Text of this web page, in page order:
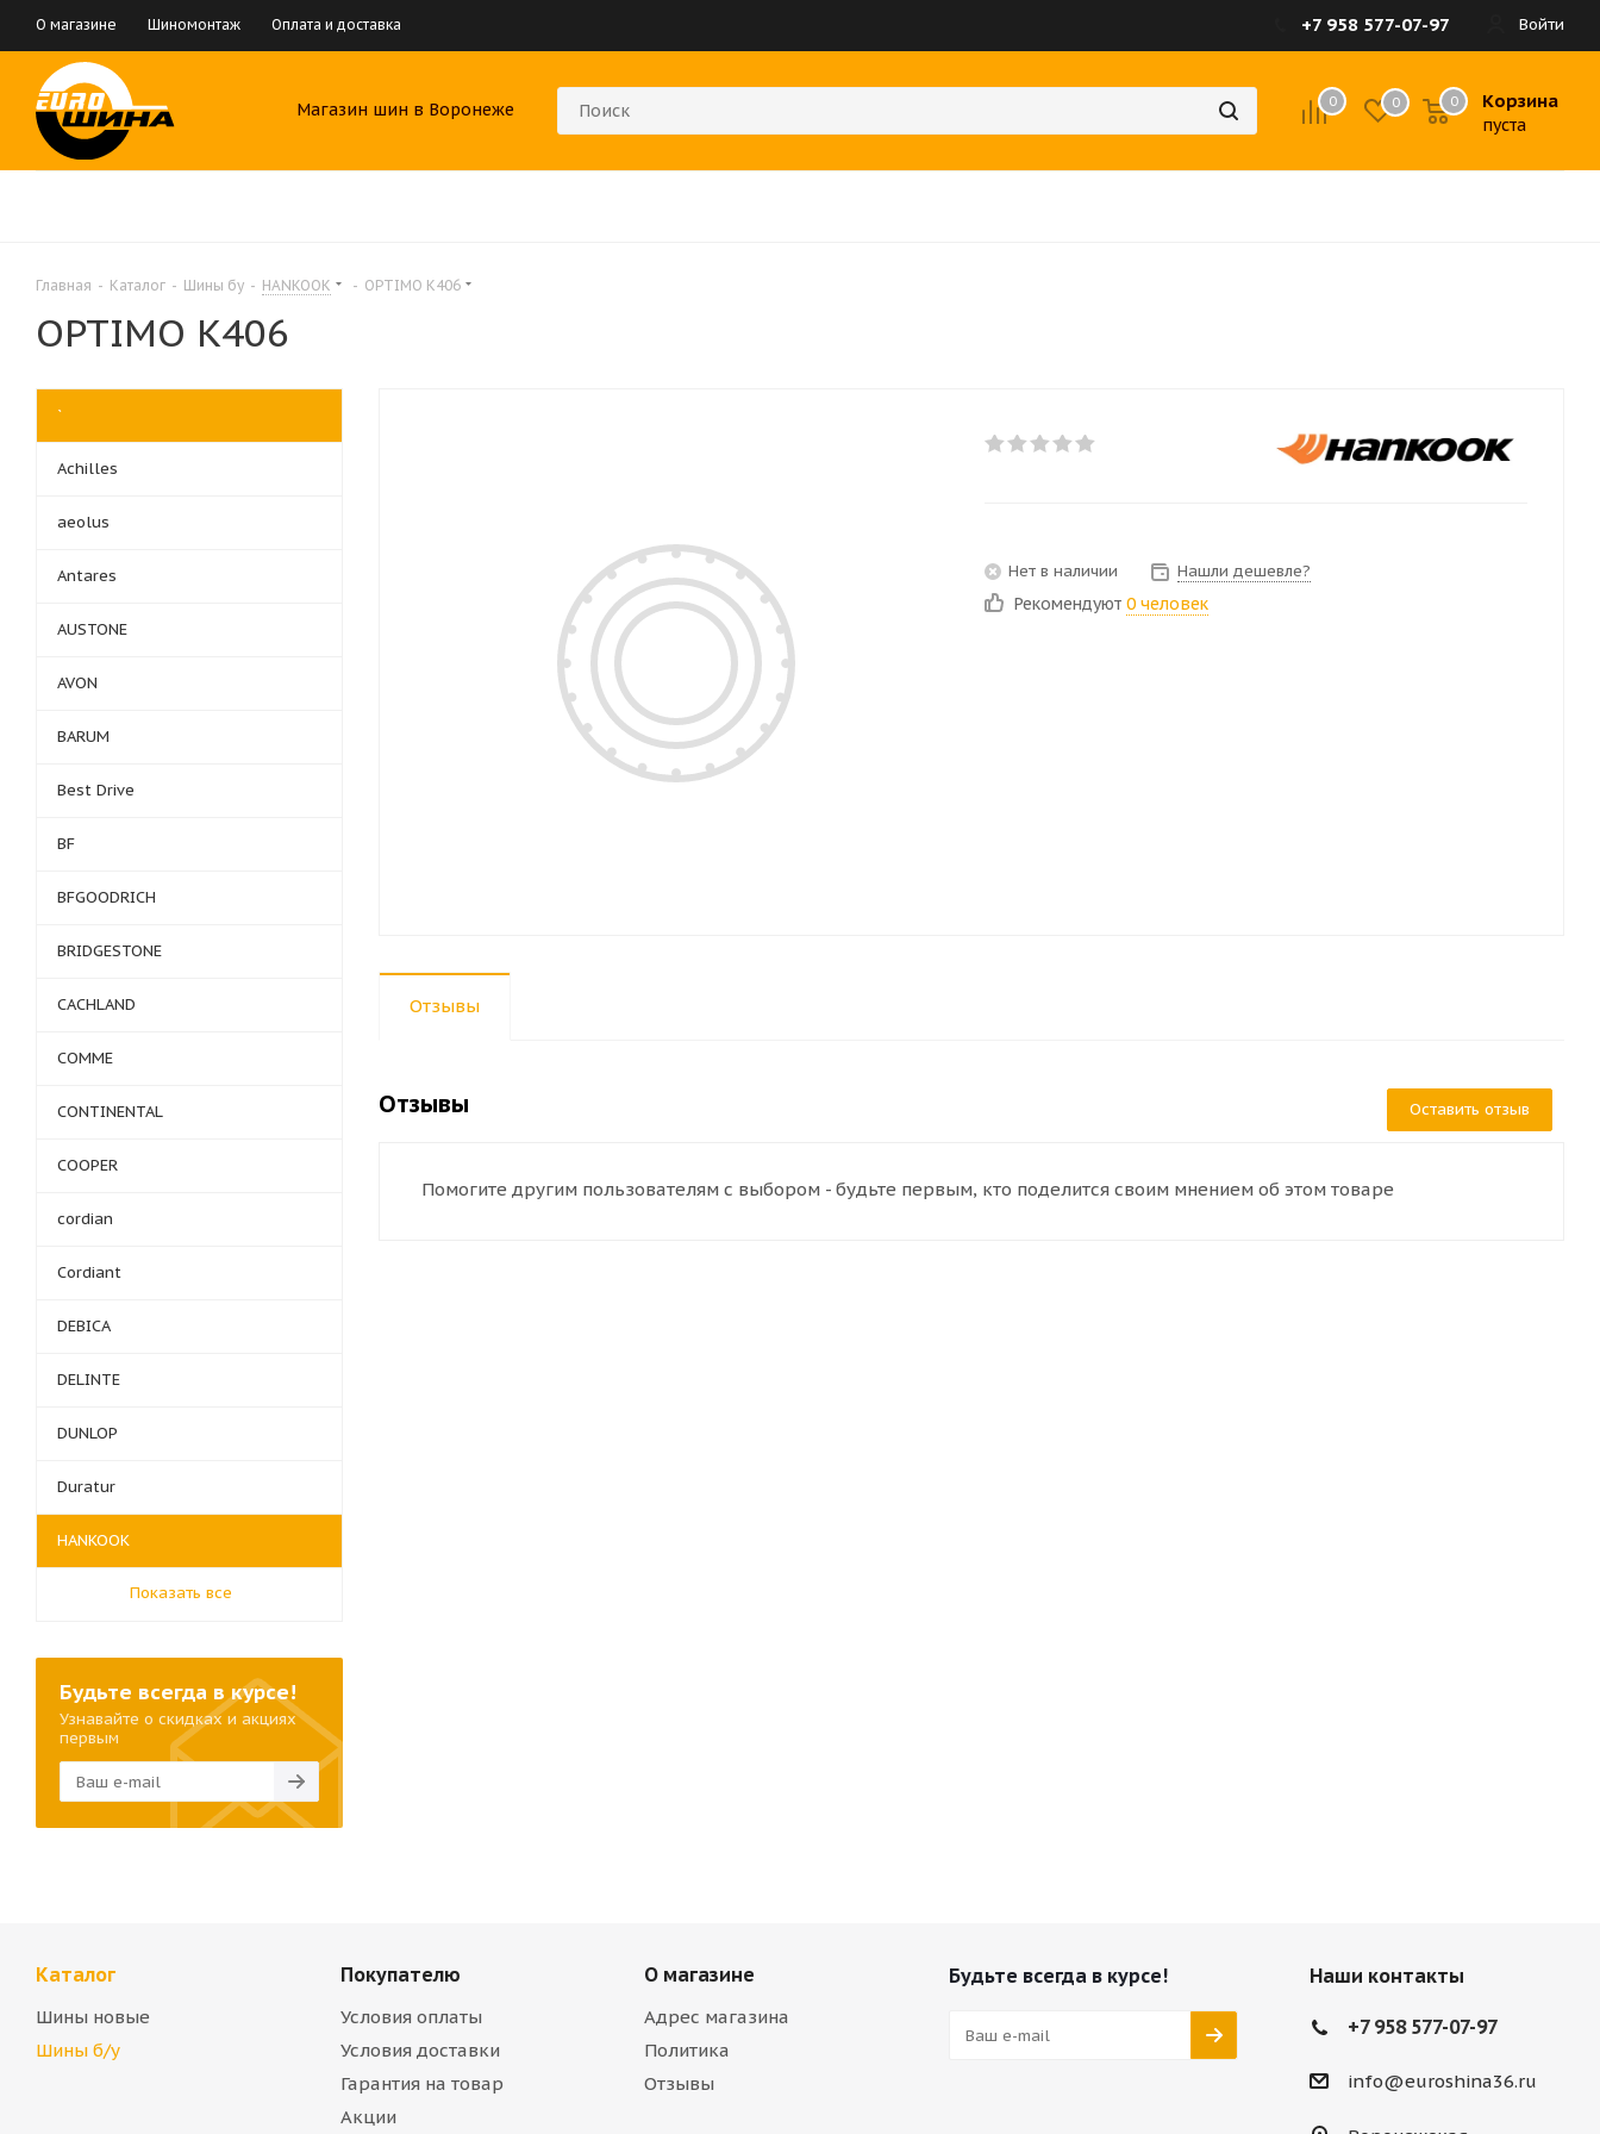
О магазине Шиномонтаж Оплата и доставка Войти
+7 958 577-07-97
Магазин шин в Воронеже 0 0 Корзина
пуста
0
Главная - Каталог - Шины бу - HANKOOK - OPTIMO K406
OPTIMO K406
Нет в наличии Нашли дешевле?
Рекомендуют 0 человек
Отзывы
Отзывы Оставить отзыв
Помогите другим пользователям с выбором - будьте первым, кто поделится своим мнением об этом товаре
`
Achilles
aeolus
Antares
AUSTONE
AVON
BARUM
Best Drive
BF
BFGOODRICH
BRIDGESTONE
CACHLAND
COMME
CONTINENTAL
COOPER
cordian
Cordiant
DEBICA
DELINTE
DUNLOP
Duratur
HANKOOK
Показать все
Будьте всегда в курсе!
Узнавайте о скидках и акциях
первым
Каталог
Шины новые
Шины б/у
Покупателю
Условия оплаты
Условия доставки
Гарантия на товар
Акции
О магазине
Адрес магазина
Политика
Отзывы
Будьте всегда в курсе! Наши контакты
+7 958 577-07-97
info@euroshina36.ru